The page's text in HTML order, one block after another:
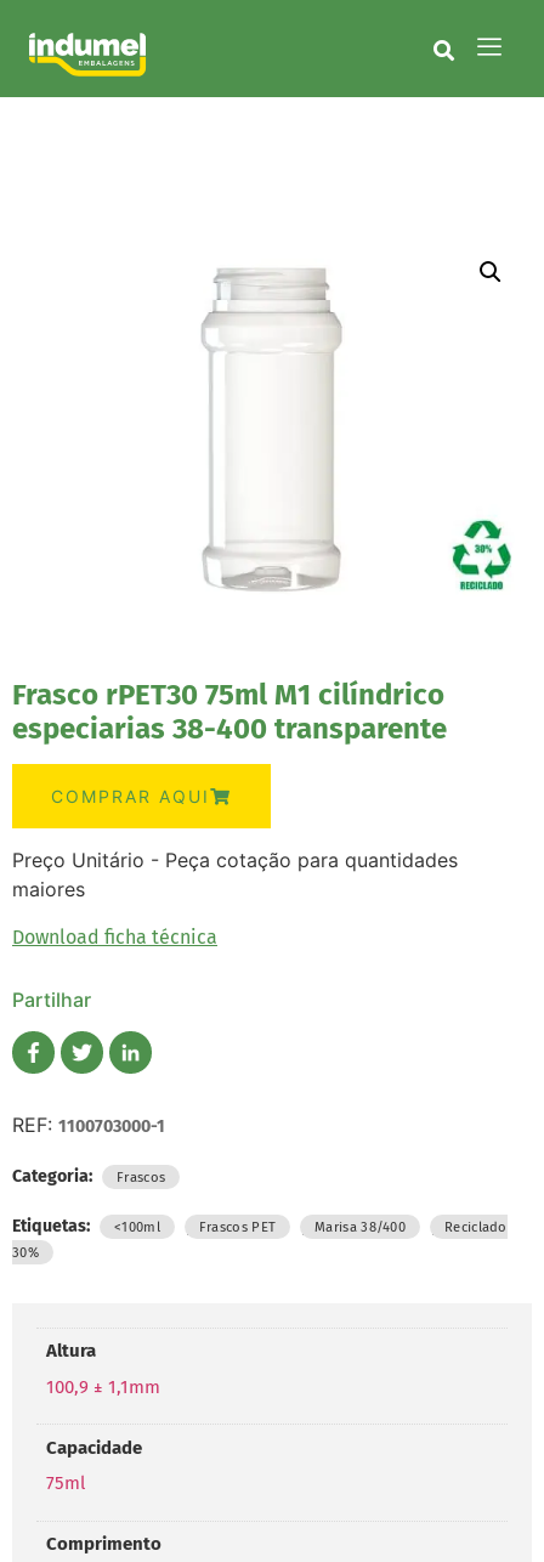
Frasco rPET30 75ml M1 cilíndrico
especiarias 38-400 transparente
COMPRAR AQUI
Preço Unitário - Peça cotação para quantidades
maiores
Download ficha técnica
Partilhar
REF: 1100703000-1
Categoria: Frascos
Etiquetas: <100ml , Frascos PET Marisa 38/400
Reciclado
30%
Altura
100,9 ± 1,1mm
Capacidade
75ml
Comprimento